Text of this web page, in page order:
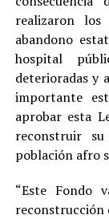
realizaron
abandono
hospital
deterioradas y
importante
aprobar esta
reconstruir
población afro
“Este Fondo
reconstrucción